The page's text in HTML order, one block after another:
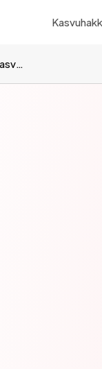
ICE-priorisointi: Miten priorisoida kasvuideat tehokkaasti